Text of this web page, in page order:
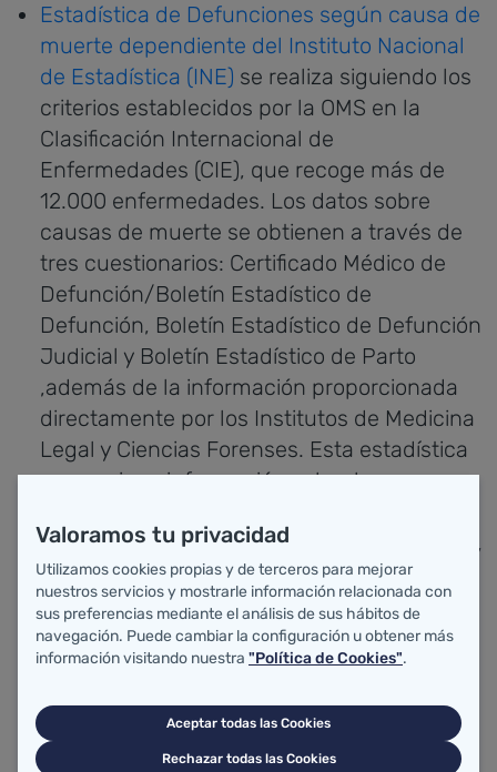
Estadística de Defunciones según causa de
muerte dependiente del Instituto Nacional
de Estadística (INE) se realiza siguiendo los
criterios establecidos por la OMS en la
Clasificación Internacional de
Enfermedades (CIE), que recoge más de
12.000 enfermedades. Los datos sobre
causas de muerte se obtienen a través de
tres cuestionarios: Certificado Médico de
Defunción/Boletín Estadístico de
Defunción, Boletín Estadístico de Defunción
Judicial y Boletín Estadístico de Parto
,además de la información proporcionada
directamente por los Institutos de Medicina
Legal y Ciencias Forenses. Esta estadística
proporciona información sobre la
la defunción, su distribución por sexo, edad,
residencia y mes de defunción. También
ofrece indicadores que permiten realizar
comparaciones geográficas y medir la
mortalidad prematura: tasas
potenciales de vida perdidos.
Valoramos tu privacidad
Utilizamos cookies propias y de terceros para mejorar
nuestros servicios y mostrarle información relacionada con
sus preferencias mediante el análisis de sus hábitos de
navegación. Puede cambiar la configuración u obtener más
información visitando nuestra "Política de Cookies".
Aceptar todas las Cookies
Rechazar todas las Cookies